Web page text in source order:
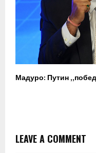
Мадуро: Путин
LEAVE A COMMENT